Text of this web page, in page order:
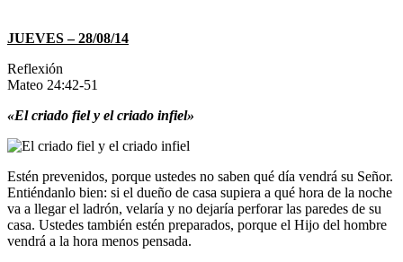
JUEVES – 28/08/14
Reflexión
Mateo 24:42-51
«El criado fiel y el criado infiel»
Estén prevenidos, porque ustedes no saben qué día vendrá su Señor.
Entiéndanlo bien: si el dueño de casa supiera a qué hora de la noche
va a llegar el ladrón, velaría y no dejaría perforar las paredes de su
casa. Ustedes también estén preparados, porque el Hijo del hombre
vendrá a la hora menos pensada.